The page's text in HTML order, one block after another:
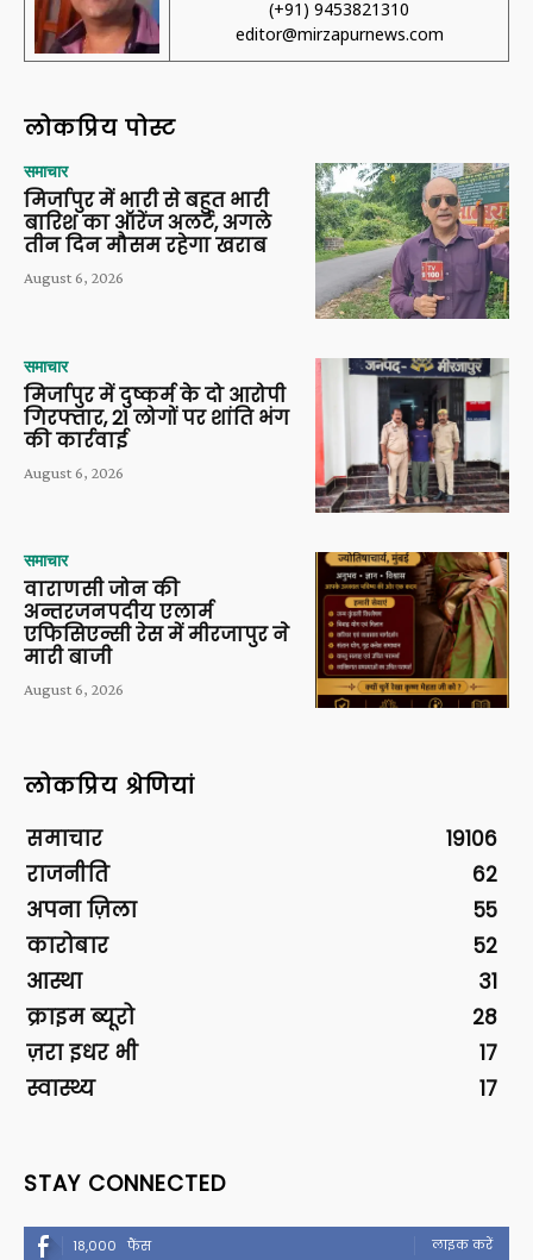
(+91) 9453821310
editor@mirzapurnews.com
लोकप्रिय पोस्ट
समाचार
मिर्जापुर में भारी से बहुत भारी
बारिश का ऑरेंज अलर्ट, अगले
तीन दिन मौसम रहेगा खराब
August 6, 2026
समाचार
मिर्जापुर में दुष्कर्म के दो आरोपी
गिरफ्तार, 21 लोगों पर शांति भंग
की कार्रवाई
August 6, 2026
समाचार
वाराणसी जोन की
अन्तरजनपदीय एलार्म
एफिसिएन्सी रेस में मीरजापुर ने
मारी बाजी
August 6, 2026
लोकप्रिय श्रेणियां
समाचार
19106
राजनीति
62
अपना ज़िला
55
कारोबार
52
आस्था
31
क्राइम ब्यूरो
28
ज़रा इधर भी
17
स्वास्थ्य
17
STAY CONNECTED
18,000 फैंस लाइक करें